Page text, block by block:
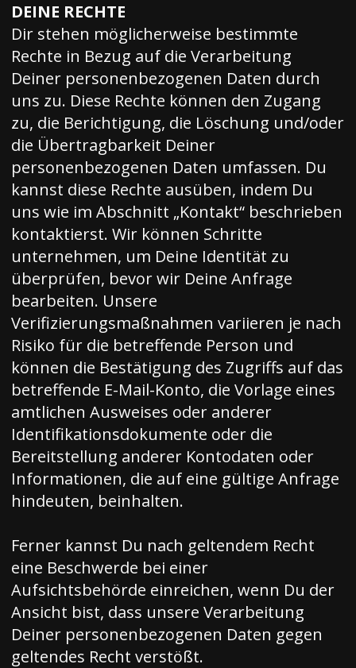
DEINE RECHTE
Dir stehen möglicherweise bestimmte
Rechte in Bezug auf die Verarbeitung
Deiner personenbezogenen Daten durch
uns zu. Diese Rechte können den Zugang
zu, die Berichtigung, die Löschung und/oder
die Übertragbarkeit Deiner
personenbezogenen Daten umfassen. Du
kannst diese Rechte ausüben, indem Du
uns wie im Abschnitt „Kontakt“ beschrieben
kontaktierst. Wir können Schritte
unternehmen, um Deine Identität zu
überprüfen, bevor wir Deine Anfrage
bearbeiten. Unsere
Verifizierungsmaßnahmen variieren je nach
Risiko für die betreffende Person und
können die Bestätigung des Zugriffs auf das
betreffende E-Mail-Konto, die Vorlage eines
amtlichen Ausweises oder anderer
Identifikationsdokumente oder die
Bereitstellung anderer Kontodaten oder
Informationen, die auf eine gültige Anfrage
hindeuten, beinhalten.
Ferner kannst Du nach geltendem Recht
eine Beschwerde bei einer
Aufsichtsbehörde einreichen, wenn Du der
Ansicht bist, dass unsere Verarbeitung
Deiner personenbezogenen Daten gegen
geltendes Recht verstößt.